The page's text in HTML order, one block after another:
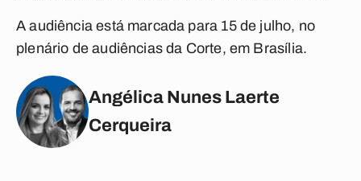
A audiência está marcada para 15 de julho, no
plenário de audiências da Corte, em Brasília.
Angélica Nunes Laerte
Cerqueira